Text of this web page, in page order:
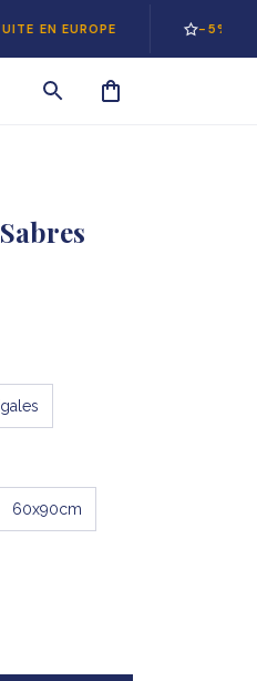
-5% SUR VOTRE
60x90cm